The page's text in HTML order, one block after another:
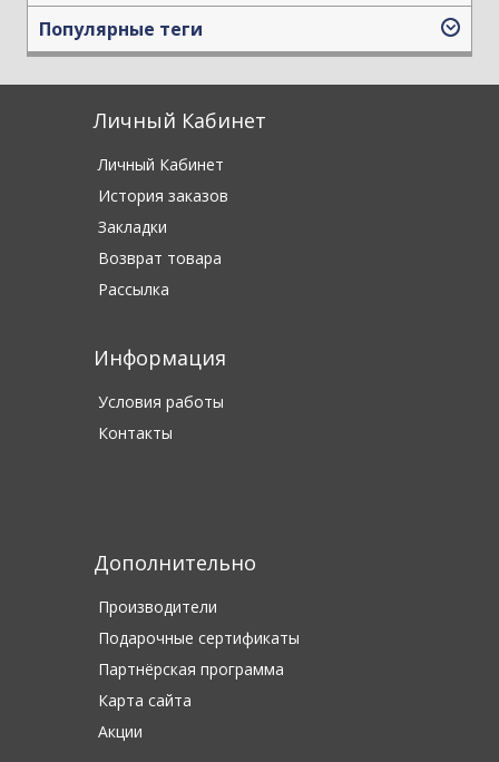
Популярные теги
Личный Кабинет
Личный Кабинет
История заказов
Закладки
Возврат товара
Рассылка
Информация
Условия работы
Контакты
Дополнительно
Производители
Подарочные сертификаты
Партнёрская программа
Карта сайта
Акции